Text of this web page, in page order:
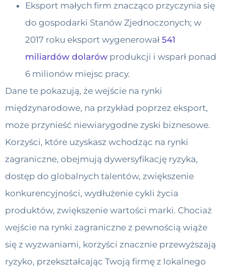
Eksport małych firm znacząco przyczynia się
do gospodarki Stanów Zjednoczonych; w
2017 roku eksport wygenerował 541
miliardów dolarów produkcji i wsparł ponad
6 milionów miejsc pracy.
Dane te pokazują, że wejście na rynki
międzynarodowe, na przykład poprzez eksport,
może przynieść niewiarygodne zyski biznesowe.
Korzyści, które uzyskasz wchodząc na rynki
zagraniczne, obejmują dywersyfikację ryzyka,
dostęp do globalnych talentów, zwiększenie
konkurencyjności, wydłużenie cykli życia
produktów, zwiększenie wartości marki. Chociaż
wejście na rynki zagraniczne z pewnością wiąże
się z wyzwaniami, korzyści znacznie przewyższają
ryzyko, przekształcając Twoją firmę z lokalnego